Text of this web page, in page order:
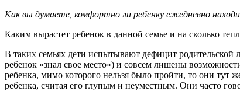
Как вы думаете, комфортно ли ребенку ежедневно
Каким вырастет ребенок в данной семье и на сколько
В таких семьях дети испытывают дефицит
ребенок «знал свое место») и совсем лишены
ребенка, мимо которого нельзя было пройти, то они тут
ребенка, считая его глупым и неуместным. Они часто